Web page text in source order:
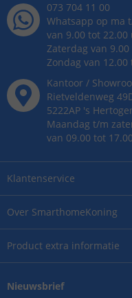
Over SmarthomeKoning
Product extra informatie
Klantenservice
073 704 11 00
Whatsapp op ma
van 9.00 tot 22.00
Zaterdag van
Zondag van
Kantoor /
Rietveldenweg 49
5222AP 's
Maandag t/m
van 09.00 tot
Nieuwsbrief